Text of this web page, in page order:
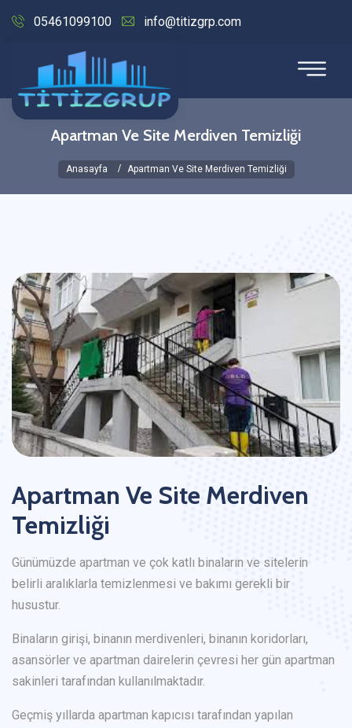
05461099100 info@titizgrp.com
Apartman Ve Site Merdiven Temizliği
Anasayfa Apartman Ve Site Merdiven Temizliği
Apartman Ve Site Merdiven
Temizliği
Günümüzde apartman ve çok katlı binaların ve sitelerin
belirli aralıklarla temizlenmesi ve bakımı gerekli bir
husustur.
Binaların girişi, binanın merdivenleri, binanın koridorları,
asansörler ve apartman dairelerin çevresi her gün apartman
sakinleri tarafından kullanılmaktadır.
Geçmiş yıllarda apartman kapıcısı tarafından yapılan